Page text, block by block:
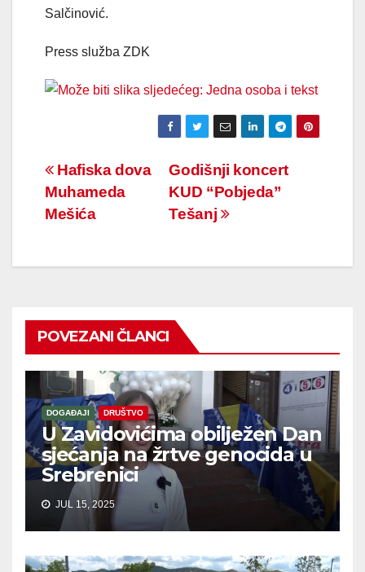
Salčinović.
Press služba ZDK
Navigacija
članaka
Godišnji koncert
KUD “Pobjeda”
Tešanj
Hafiska dova
Muhameda
Mešića
POVEZANI ČLANCI
DOGAĐAJI DRUŠTVO
U Zavidovićima obilježen Dan
sjećanja na žrtve genocida u
Srebrenici
JUL 15, 2025